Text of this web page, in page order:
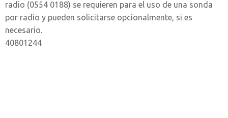
radio (0554 0188) se requieren para el uso de una sonda
por radio y pueden solicitarse opcionalmente, si es
necesario.
40801244